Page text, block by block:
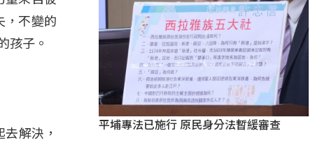
，不變的
孩子。
解決，
平埔專法已施行 原民身分法暫緩審查